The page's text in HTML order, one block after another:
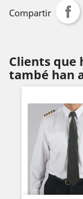
Compartir
Clients que
també han